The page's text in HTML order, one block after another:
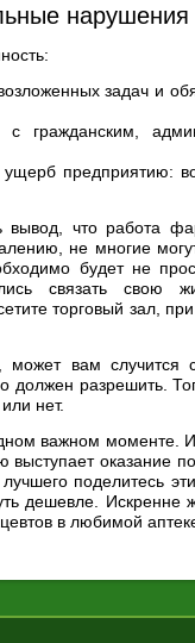
нарушения
задач и
гражданским,
предприятию:
вывод, что работа
не многие
будет не
связать
торговый зал,
вам случится
должен разрешить.
нет.
важном моменте.
выступает
поделитесь
дешевле. Искренне
в любимой